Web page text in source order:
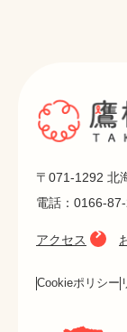
〒071-1292 北
電話：0166-
アクセス
Cookieポリシー